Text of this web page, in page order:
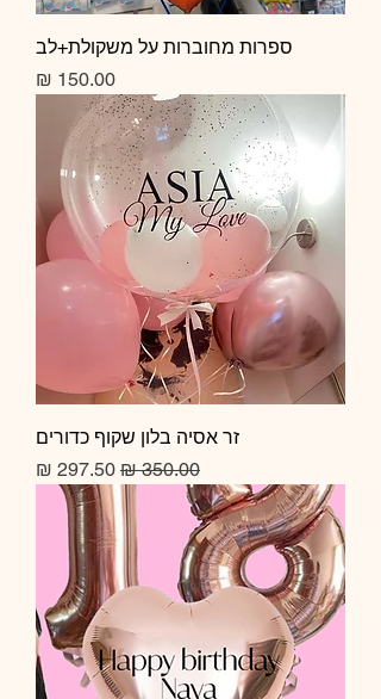
ספרות מחוברות על משקולת+לב
מחיר
זר אסיה בלון שקוף כדורים
מחיר רגיל מחיר מבצע